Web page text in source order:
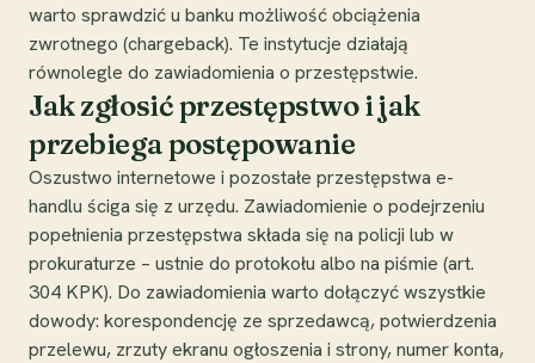
warto sprawdzić u banku możliwość obciążenia
zwrotnego (chargeback). Te instytucje działają
równolegle do zawiadomienia o przestępstwie.
Jak zgłosić przestępstwo i jak
przebiega postępowanie
Oszustwo internetowe i pozostałe przestępstwa e-
handlu ściga się z urzędu. Zawiadomienie o podejrzeniu
popełnienia przestępstwa składa się na policji lub w
prokuraturze – ustnie do protokołu albo na piśmie (art.
304 KPK). Do zawiadomienia warto dołączyć wszystkie
dowody: korespondencję ze sprzedawcą, potwierdzenia
przelewu, zrzuty ekranu ogłoszenia i strony, numer konta,